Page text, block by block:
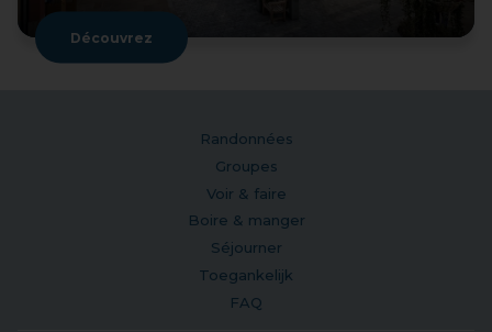
Découvrez
Randonnées
Groupes
Voir & faire
Boire & manger
Séjourner
Toegankelijk
FAQ